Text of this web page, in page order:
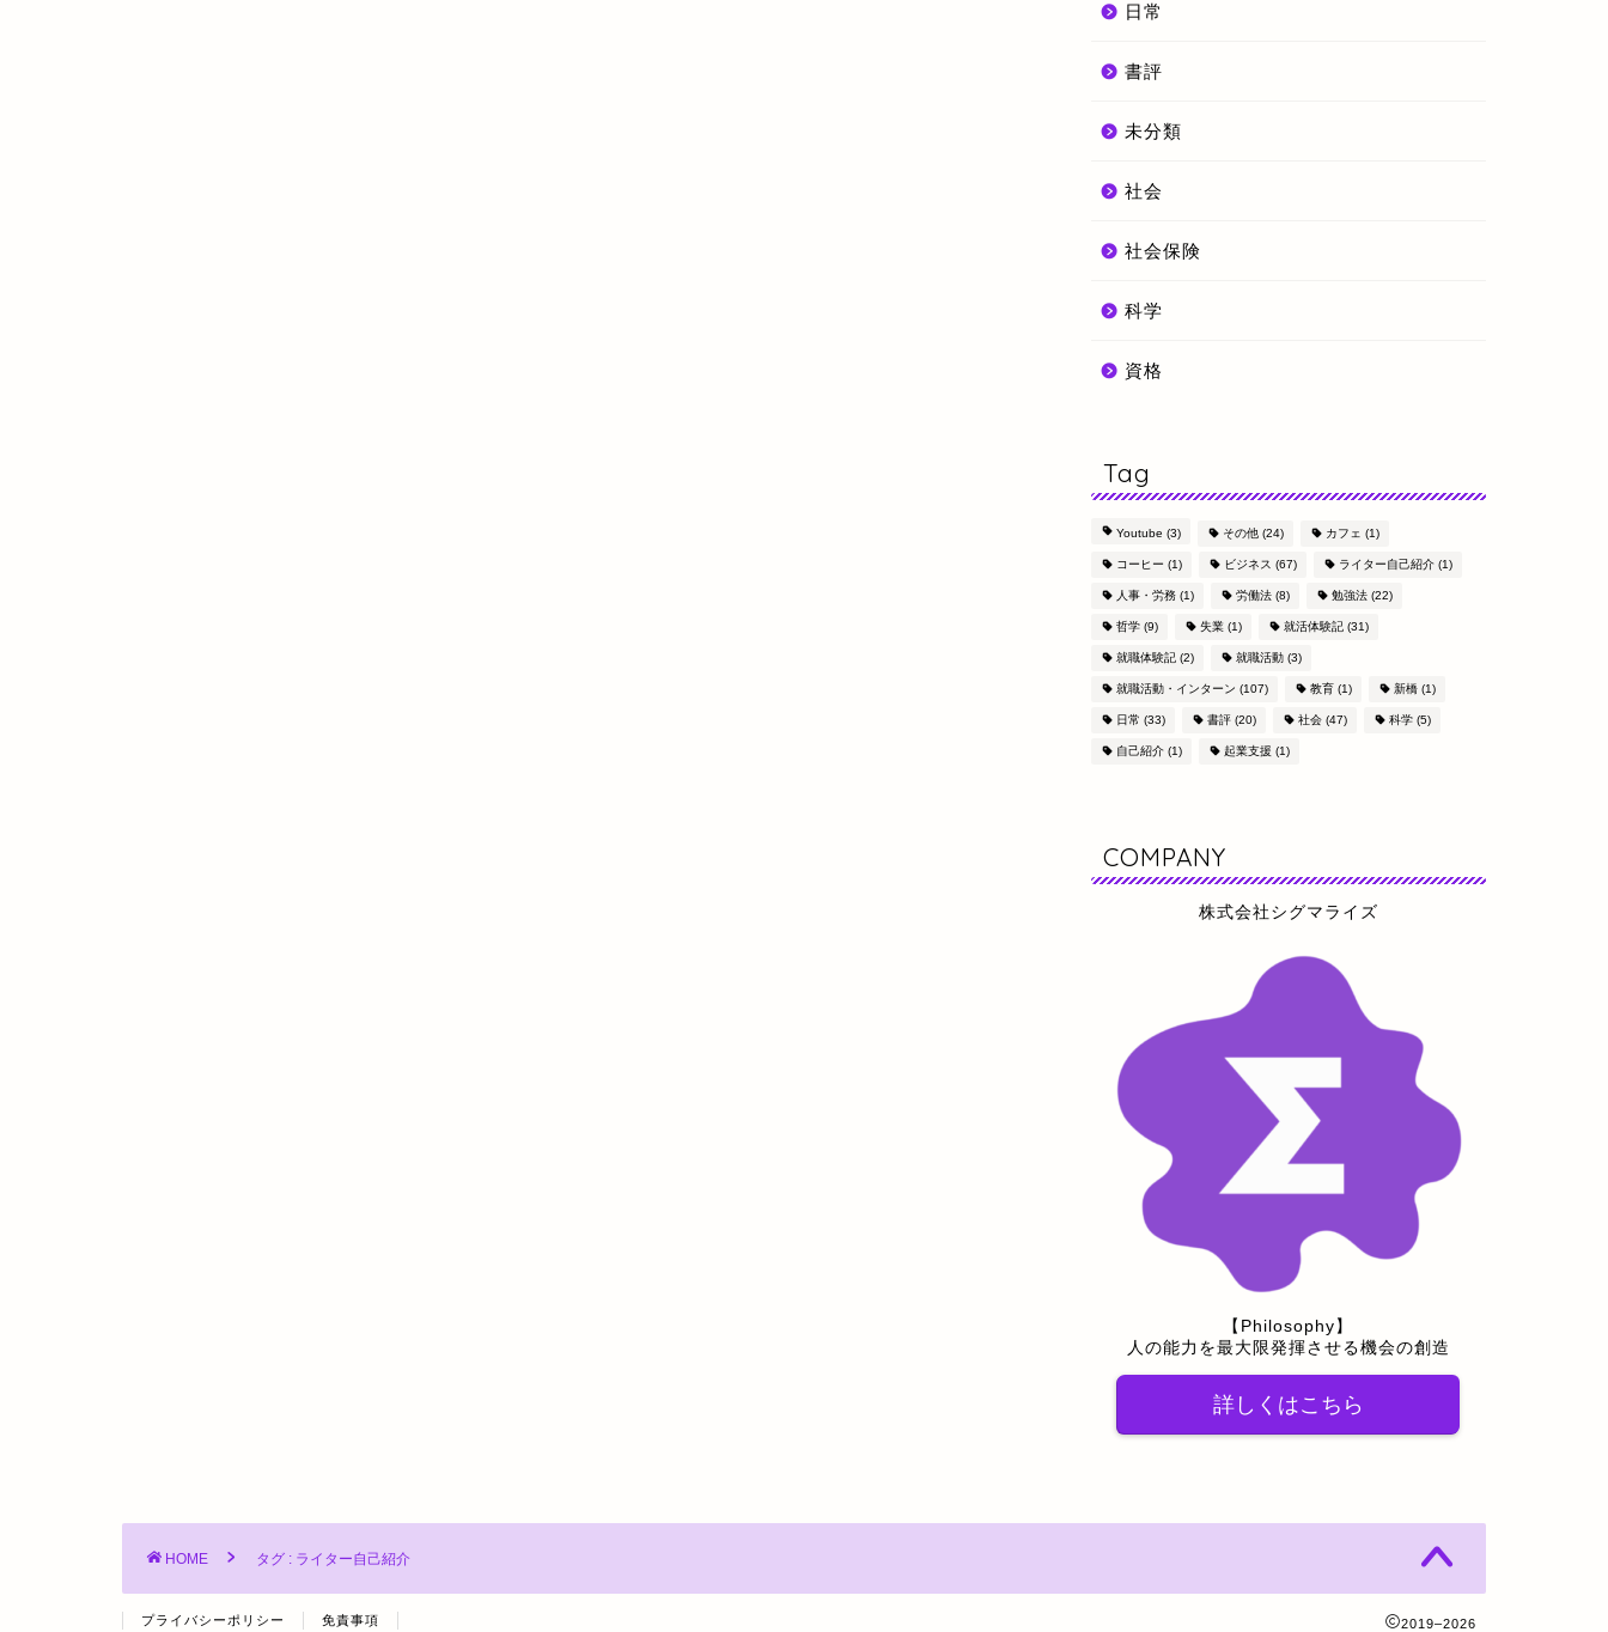
日常
書評
未分類
社会
社会保険
科学
資格
Tag
Youtube (3) その他(24) カフェ (1)
コーヒー (1) ビジネス (67) ライター自己紹介(1)
人事・労務(1) 労働法(8) 勉強法(22)
哲学(9) 失業(1) 就活体験記(31)
就職体験記(2) 就職活動(3)
就職活動・インターン (107) 教育 (1) 新橋(1)
日常 (33) 書評(20) 社会(47) 科学(5)
自己紹介(1) 起業支援 (1)
COMPANY
株式会社シグマライズ
【Philosophy】
人の能力を最大限発揮させる機会の創造
詳しくはこちら
HOME タグ : ライター自己紹介
プライバシーポリシー 免責事項 2019–2026